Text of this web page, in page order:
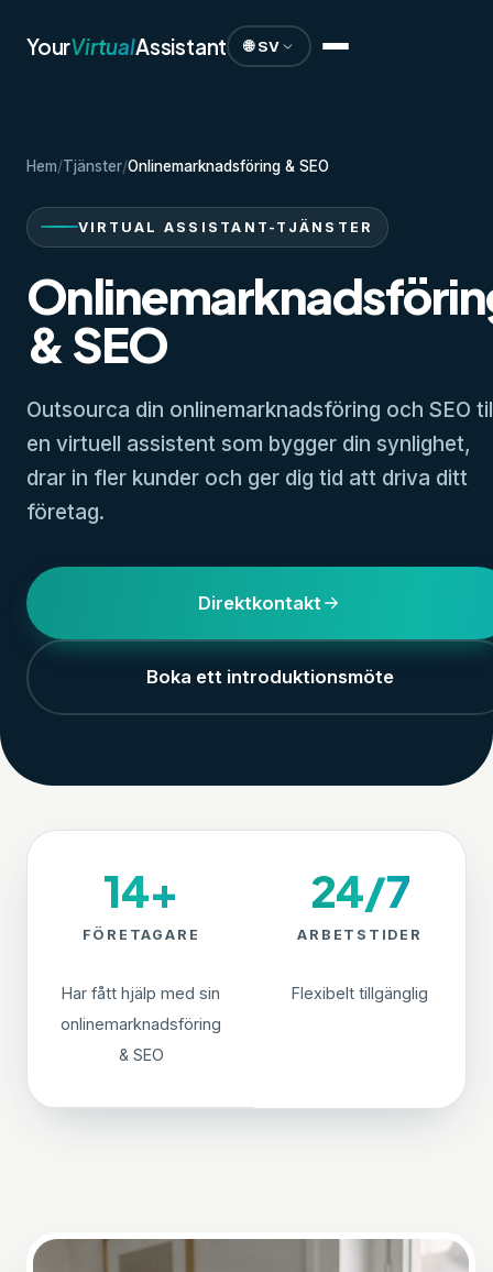
YourVirtualAssistant 🌐 SV
Hem/Tjänster/Onlinemarknadsföring & SEO
VIRTUAL ASSISTANT-TJÄNSTER
& SEO
Outsourca din onlinemarknadsföring och SEO
en virtuell assistent som bygger din synlighet,
drar in fler kunder och ger dig tid att driva ditt
företag.
Direktkontakt
Boka ett introduktionsmöte
14+
FÖRETAGARE
Har fått hjälp med sin
onlinemarknadsföring
& SEO
24/7
ARBETSTIDER
Flexibelt tillgänglig